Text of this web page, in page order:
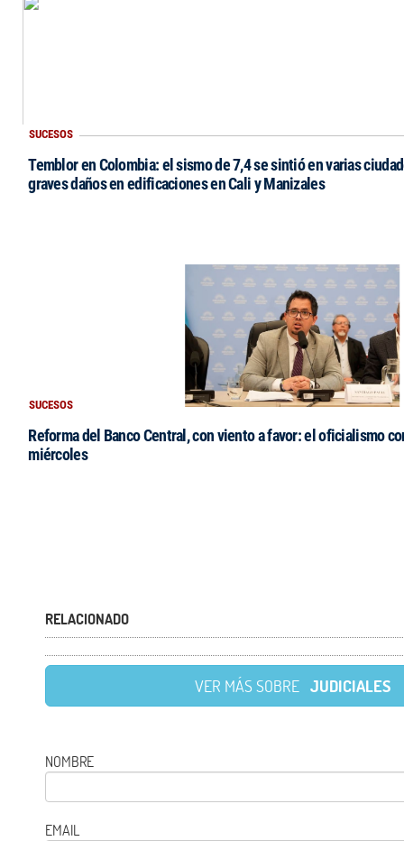
SUCESOS
Temblor en Colombia: el sismo de 7,4 se sintió en varias
graves daños en edificaciones en Cali y Manizales
SUCESOS
Reforma del Banco Central, con viento a favor: el oficialismo
miércoles
RELACIONADO
VER MÁS SOBRE JUDICIALES
NOMBRE
EMAIL